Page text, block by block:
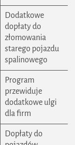
Dodatkowe
dopłaty do
złomowania
starego pojazdu
spalinowego
Program
przewiduje
dodatkowe ulgi
dla firm
Dopłaty do